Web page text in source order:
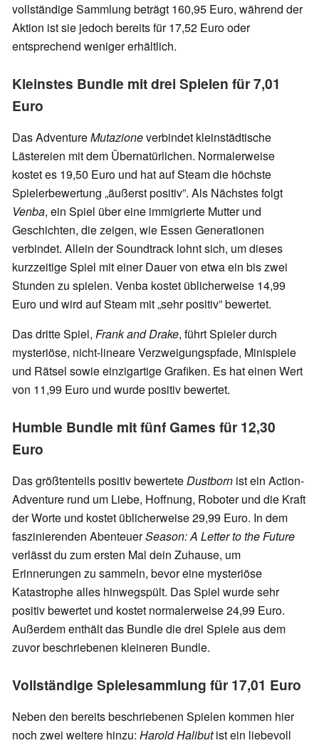
vollständige Sammlung beträgt 160,95 Euro, während der
Aktion ist sie jedoch bereits für 17,52 Euro oder
entsprechend weniger erhältlich.
Kleinstes Bundle mit drei Spielen für 7,01
Euro
Das AdventureMutazioneverbindet kleinstädtische
Lästereien mit dem Übernatürlichen. Normalerweise
kostet es 19,50 Euro und hat auf Steam die höchste
Spielerbewertung „äußerst positiv”. Als Nächstes folgt
Venba, ein Spiel über eine immigrierte Mutter und
Geschichten, die zeigen, wie Essen Generationen
verbindet. Allein der Soundtrack lohnt sich, um dieses
kurzzeitige Spiel mit einer Dauer von etwa ein bis zwei
Stunden zu spielen. Venba kostet üblicherweise 14,99
Euro und wird auf Steam mit „sehr positiv” bewertet.
Das dritte Spiel, Frank and Drake, führt Spieler durch
mysteriöse, nicht-lineare Verzweigungspfade, Minispiele
und Rätsel sowie einzigartige Grafiken. Es hat einen Wert
von 11,99 Euro und wurde positiv bewertet.
Humble Bundle mit fünf Games für 12,30
Euro
Das größtenteils positiv bewerteteDustborn ist ein Action-
Adventure rund um Liebe, Hoffnung, Roboter und die Kraft
der Worte und kostet üblicherweise 29,99 Euro. In dem
faszinierenden AbenteuerSeason: A Letter to the Future
verlässt du zum ersten Mal dein Zuhause, um
Erinnerungen zu sammeln, bevor eine mysteriöse
Katastrophe alles hinwegspült. Das Spiel wurde sehr
positiv bewertet und kostet normalerweise 24,99 Euro.
Außerdem enthält das Bundle die drei Spiele aus dem
zuvor beschriebenen kleineren Bundle.
Vollständige Spielesammlung für 17,01 Euro
Neben den bereits beschriebenen Spielen kommen hier
noch zwei weitere hinzu: Harold Halibutist ein liebevoll